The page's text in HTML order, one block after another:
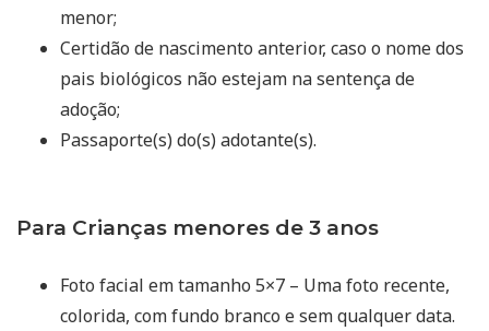
menor;
Certidão de nascimento anterior, caso o nome dos
pais biológicos não estejam na sentença de
adoção;
Passaporte(s) do(s) adotante(s).
Para Crianças menores de 3 anos
Foto facial em tamanho 5×7 – Uma foto recente,
colorida, com fundo branco e sem qualquer data.